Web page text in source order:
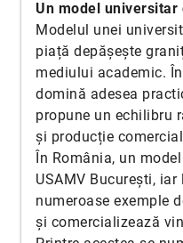
Un model universitar
Modelul unei
piață depășește
mediului academic.
domină adesea
propune un echilibru
și producție
În România, un
USAMV București,
numeroase exemple
și comercializează